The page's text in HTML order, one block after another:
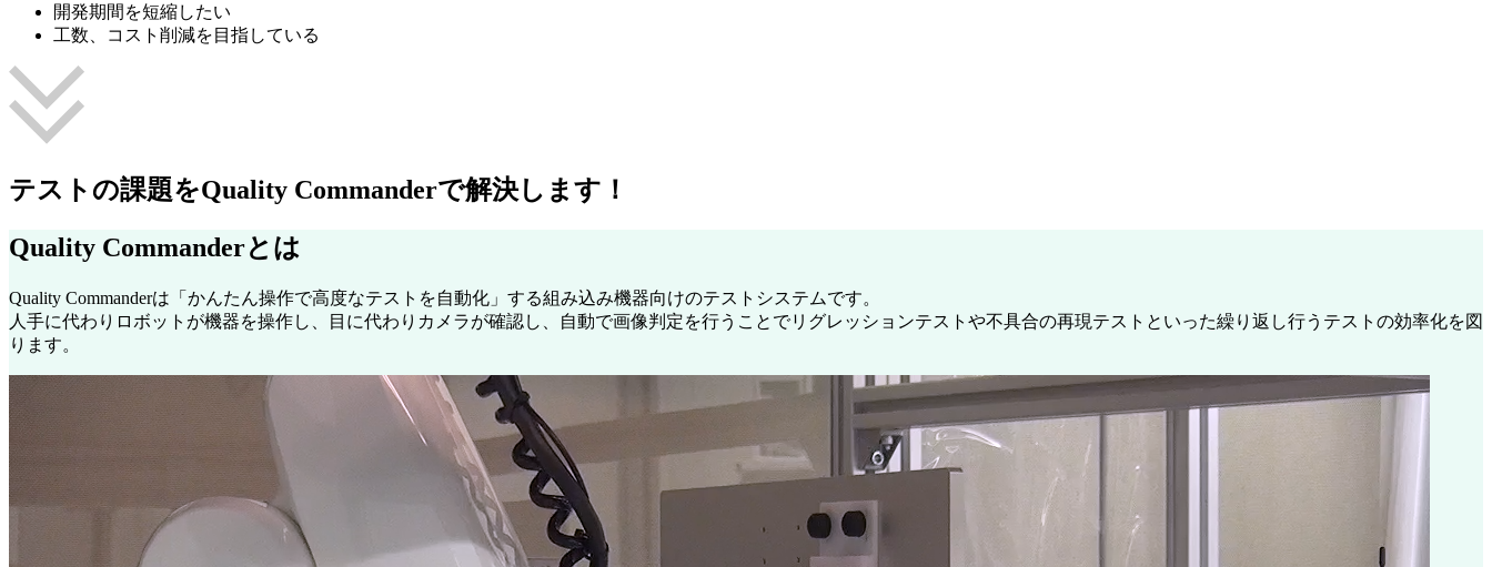
開発期間を短縮したい
工数、コスト削減を目指している
テストの課題をQuality Commanderで解決します！
Quality Commanderとは
Quality Commanderは「かんたん操作で高度なテストを自動化」する組み込み機器向けのテストシステムです。
人手に代わりロボットが機器を操作し、目に代わりカメラが確認し、自動で画像判定を行うことでリグレッションテストや不具合の再現テストといった繰り返し行うテストの効率化を図
ります。